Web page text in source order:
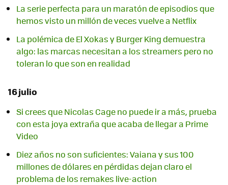
La serie perfecta para un maratón de episodios que
hemos visto un millón de veces vuelve a Netflix
La polémica de El Xokas y Burger King demuestra
algo: las marcas necesitan a los streamers pero no
toleran lo que son en realidad
16 julio
Si crees que Nicolas Cage no puede ir a más, prueba
con esta joya extraña que acaba de llegar a Prime
Video
Diez años no son suficientes: Vaiana y sus 100
millones de dólares en pérdidas dejan claro el
problema de los remakes live-action